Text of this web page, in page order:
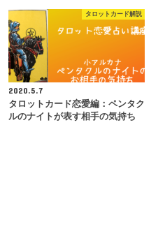
タロットカード解説
2020.5.7
タロットカード恋愛編：ペンタク
ルのナイトが表す相手の気持ち